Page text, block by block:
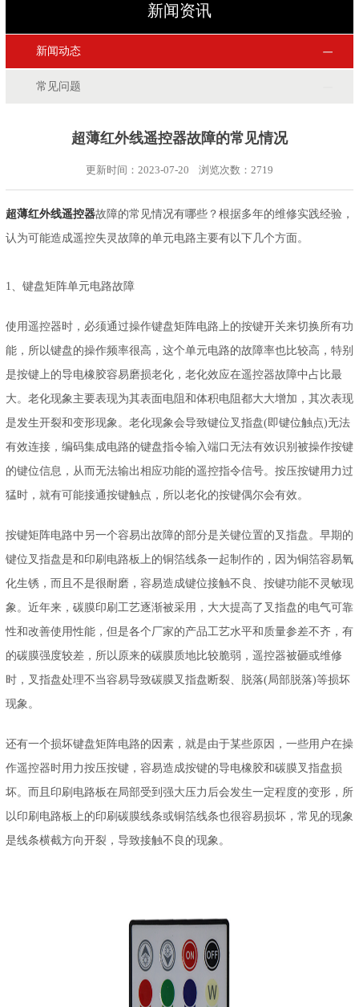
新闻资讯
新闻动态
常见问题
超薄红外线遥控器故障的常见情况
更新时间：2023-07-20 浏览次数： 2719
超薄红外线遥控器故障的常见情况有哪些？根据多年的维修实践经验，
认为可能造成遥控失灵故障的单元电路主要有以下几个方面。
1、键盘矩阵单元电路故障
使用遥控器时，必须通过操作键盘矩阵电路上的按键开关来切换所有功
能，所以键盘的操作频率很高，这个单元电路的故障率也比较高，特别
是按键上的导电橡胶容易磨损老化，老化效应在遥控器故障中占比最
大。老化现象主要表现为其表面电阻和体积电阻都大大增加，其次表现
是发生开裂和变形现象。老化现象会导致键位叉指盘(即键位触点)无法
有效连接，编码集成电路的键盘指令输入端口无法有效识别被操作按键
的键位信息，从而无法输出相应功能的遥控指令信号。按压按键用力过
猛时，就有可能接通按键触点，所以老化的按键偶尔会有效。
按键矩阵电路中另一个容易出故障的部分是关键位置的叉指盘。早期的
键位叉指盘是和印刷电路板上的铜箔线条一起制作的，因为铜箔容易氧
化生锈，而且不是很耐磨，容易造成键位接触不良、按键功能不灵敏现
象。近年来，碳膜印刷工艺逐渐被采用，大大提高了叉指盘的电气可靠
性和改善使用性能，但是各个厂家的产品工艺水平和质量参差不齐，有
的碳膜强度较差，所以原来的碳膜质地比较脆弱，遥控器被砸或维修
时，叉指盘处理不当容易导致碳膜叉指盘断裂、脱落(局部脱落)等损坏
现象。
还有一个损坏键盘矩阵电路的因素，就是由于某些原因，一些用户在操
作遥控器时用力按压按键，容易造成按键的导电橡胶和碳膜叉指盘损
坏。而且印刷电路板在局部受到强大压力后会发生一定程度的变形，所
以印刷电路板上的印刷碳膜线条或铜箔线条也很容易损坏，常见的现象
是线条横截方向开裂，导致接触不良的现象。